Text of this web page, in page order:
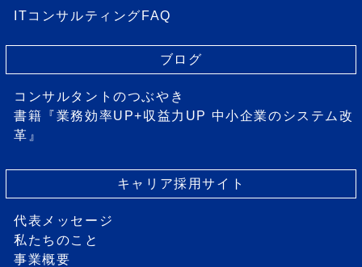
ITコンサルティングFAQ
ブログ
コンサルタントのつぶやき
書籍『業務効率UP+収益力UP 中小企業のシステム改
革』
キャリア採用サイト
代表メッセージ
私たちのこと
事業概要